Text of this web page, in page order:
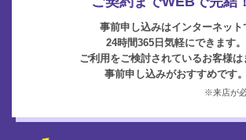
事前申し込みはインターネット
24時間365日気軽にできます。
ご利用をご検討されているお客様は
事前申し込みがおすすめです。
※来店が